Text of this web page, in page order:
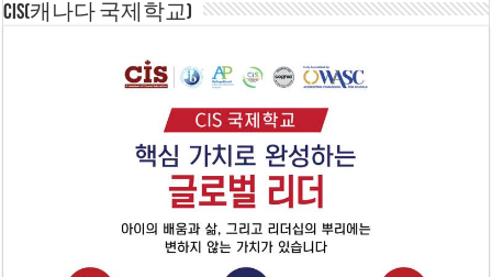
CIS(캐나다 국제학교)